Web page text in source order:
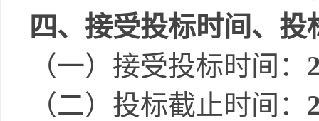
四、接受投标时间、投
（一）接受投标时间：
（二）投标截止时间：